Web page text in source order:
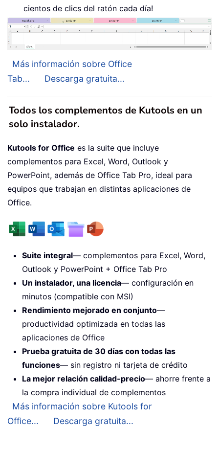
cientos de clics del ratón cada día!
Más información sobre Office
Tab...
Descarga gratuita...
Todos los complementos de Kutools en un
solo instalador.
Kutools for Office es la suite que incluye
complementos para Excel, Word, Outlook y
PowerPoint, además de Office Tab Pro, ideal para
equipos que trabajan en distintas aplicaciones de
Office.
Suite integral— complementos para Excel, Word,
Outlook y PowerPoint + Office Tab Pro
Un instalador, una licencia— configuración en
minutos (compatible con MSI)
Rendimiento mejorado en conjunto—
productividad optimizada en todas las
aplicaciones de Office
Prueba gratuita de 30 días con todas las
funciones— sin registro ni tarjeta de crédito
La mejor relación calidad-precio— ahorre frente a
la compra individual de complementos
Más información sobre Kutools for
Office...
Descarga gratuita...